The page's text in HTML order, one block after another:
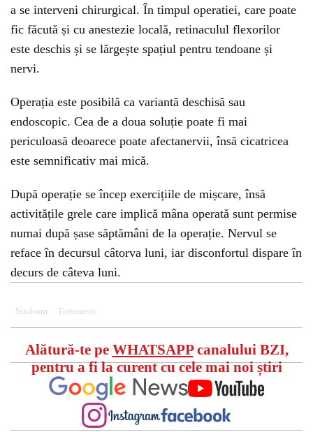
a se interveni chirurgical. În timpul operatiei, care poate
fic făcută și cu anestezie locală, retinaculul flexorilor
este deschis și se lărgește spațiul pentru tendoane și
nervi.
Operația este posibilă ca variantă deschisă sau
endoscopic. Cea de a doua soluție poate fi mai
periculoasă deoarece poate afectanervii, însă cicatricea
este semnificativ mai mică.
După operație se încep exercițiile de mișcare, însă
activitățile grele care implică mâna operată sunt permise
numai după șase săptămâni de la operație. Nervul se
reface în decursul câtorva luni, iar disconfortul dispare în
decurs de câteva luni.
Sindrom Tratament
Alătură-te pe WHATSAPPcanalului BZI,
pentru a fi la curent cu cele mai noi știri